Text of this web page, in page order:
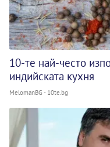
10-те най-често
индийската кухня
MelomanBG - 10te.bg